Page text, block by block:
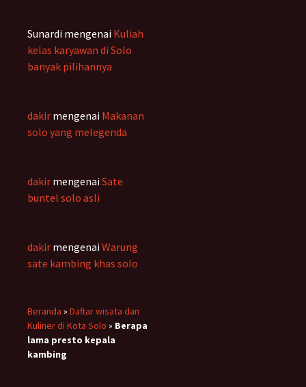
Sunardi mengenai Kuliah
kelas karyawan di Solo
banyak pilihannya
dakir mengenai Makanan
solo yang melegenda
dakir mengenai Sate
buntel solo asli
dakir mengenai Warung
sate kambing khas solo
Beranda » Daftar wisata dan
Kuliner di Kota Solo » Berapa
lama presto kepala
kambing